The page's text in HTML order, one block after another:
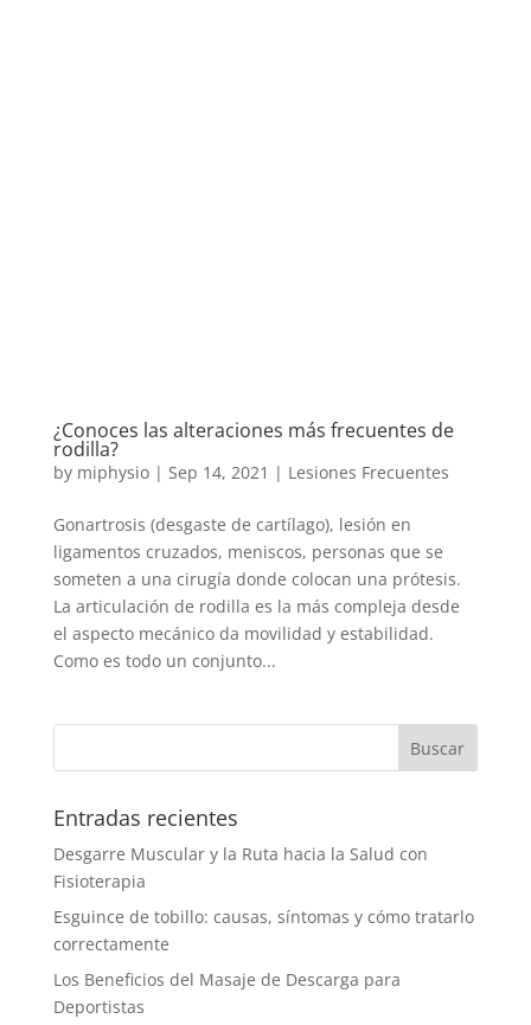
¿Conoces las alteraciones más frecuentes de
rodilla?
by miphysio| Sep 14, 2021 | Lesiones Frecuentes
Gonartrosis (desgaste de cartílago), lesión en
ligamentos cruzados, meniscos, personas que se
someten a una cirugía donde colocan una prótesis.
La articulación de rodilla es la más compleja desde
el aspecto mecánico da movilidad y estabilidad.
Como es todo un conjunto...
Entradas recientes
Desgarre Muscular y la Ruta hacia la Salud con
Fisioterapia
Esguince de tobillo: causas, síntomas y cómo tratarlo
correctamente
Los Beneficios del Masaje de Descarga para
Deportistas